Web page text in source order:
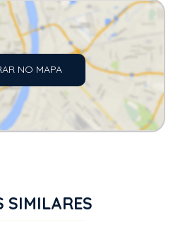
NO MAPA
SIMILARES